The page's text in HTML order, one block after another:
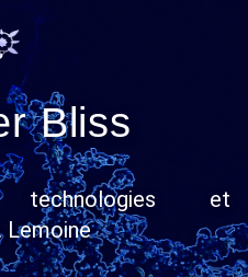
Bliss
technologies et
Lemoine